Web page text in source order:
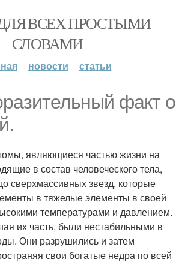
ВСЕХ ПРОСТЫМИ
СЛОВАМИ
новости статьи
факт о
являющиеся частью жизни на
в состав человеческого тела,
сверхмассивных звезд, которые
в тяжелые элементы в своей
температурами и давлением.
их часть, были нестабильными в
Они разрушились и затем
свои богатые недра по всей